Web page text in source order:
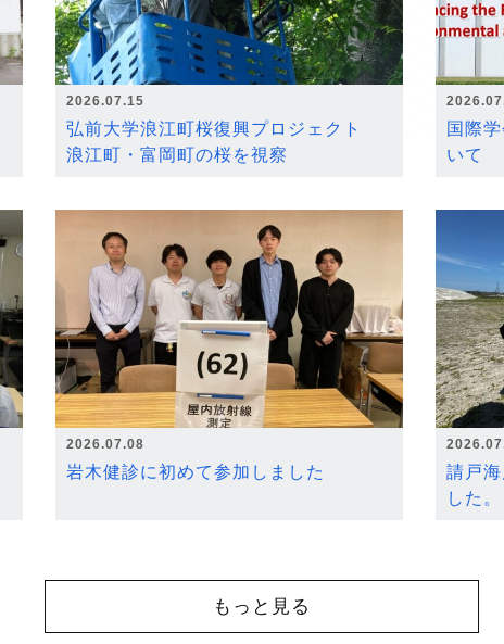
2026.07.15
弘前大学浪江町桜復興プロジェクト
浪江町・富岡町の桜を視察
国際
いて
2026.07.08
岩木健診に初めて参加しました
請戸
した。
もっと見る